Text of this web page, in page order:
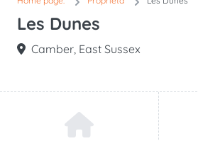
Les Dunes
Camber, East Sussex